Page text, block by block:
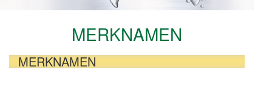
MERKNAMEN
MERKNAMEN